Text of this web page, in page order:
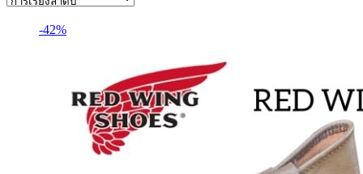
-42%